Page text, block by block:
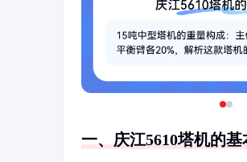
一、庆江5610塔机的